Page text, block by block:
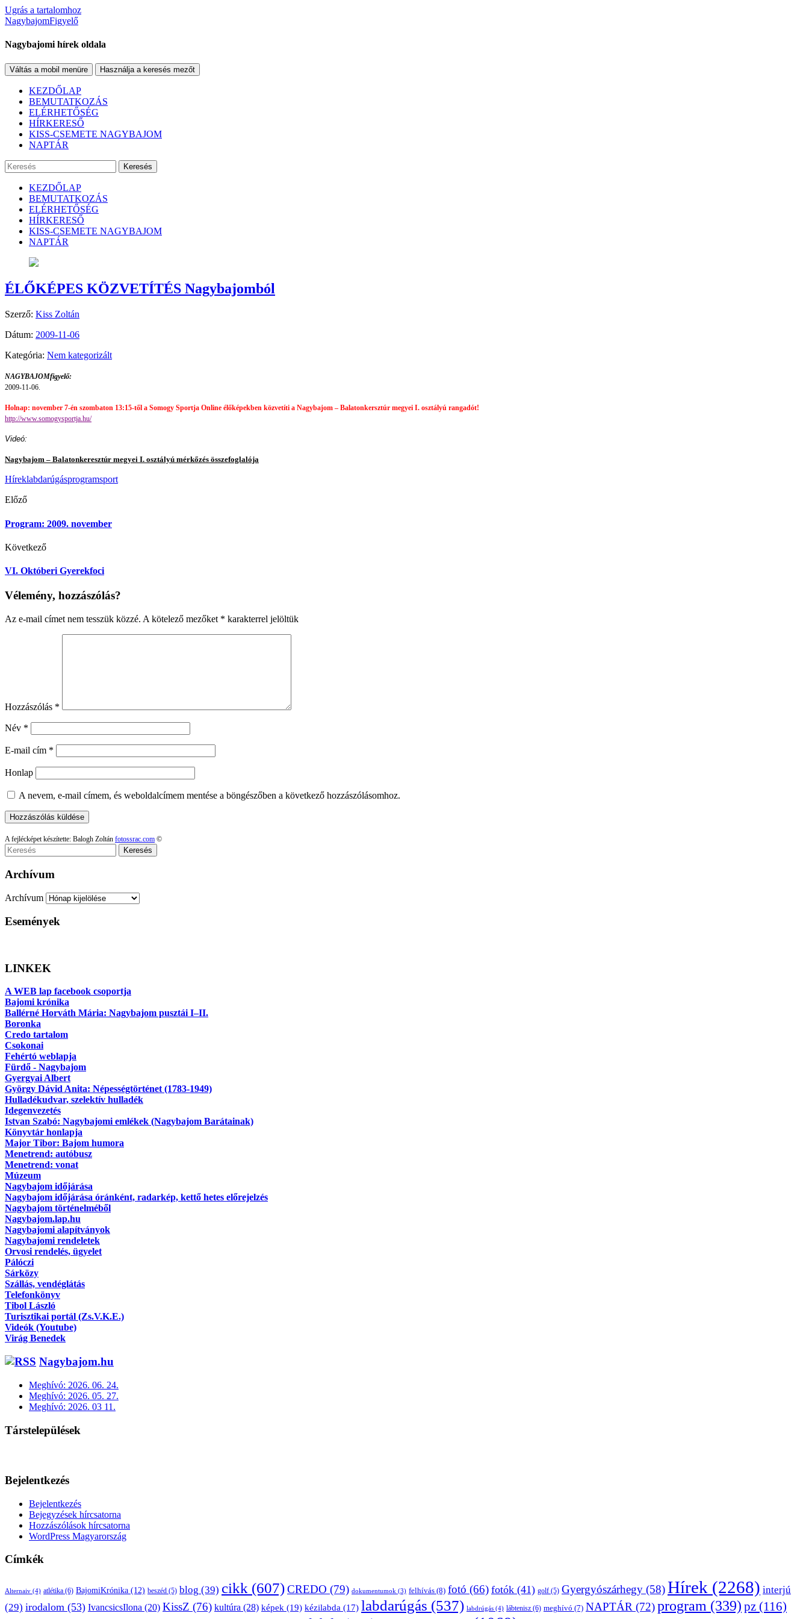
Ugrás a tartalomhoz
NagybajomFigyelő
Nagybajomi hírek oldala
Váltás a mobil menüre Használja a keresés mezőt
KEZDŐLAP
BEMUTATKOZÁS
ELÉRHETŐSÉG
HÍRKERESŐ
KISS-CSEMETE NAGYBAJOM
NAPTÁR
Keresés
KEZDŐLAP
BEMUTATKOZÁS
ELÉRHETŐSÉG
HÍRKERESŐ
KISS-CSEMETE NAGYBAJOM
NAPTÁR
ÉLŐKÉPES KÖZVETÍTÉS Nagybajomból
Szerző: Kiss Zoltán
Dátum: 2009-11-06
Kategória: Nem kategorizált
NAGYBAJOMfigyelő:
2009-11-06.
Holnap: november 7-én szombaton 13:15-től a Somogy Sportja Online élőképekben közvetíti a Nagybajom – Balatonkersztúr megyei I. osztályú rangadót!
http://www.somogysportja.hu/
Videó:
Nagybajom – Balatonkeresztúr megyei I. osztályú mérkőzés összefoglalója
Híreklabdarúgásprogramsport
Előző
Program: 2009. november
Következő
VI. Októberi Gyerekfoci
Vélemény, hozzászólás?
Az e-mail címet nem tesszük közzé. A kötelező mezőket * karakterrel jelöltük
Hozzászólás *
Név *
E-mail cím *
Honlap
A nevem, e-mail címem, és weboldalcímem mentése a böngészőben a következő hozzászólásomhoz.
A fejlécképet készítette: Balogh Zoltán fotossrac.com ©
Keresés
Archívum
Archívum
Események
LINKEK
A WEB lap facebook csoportja
Bajomi krónika
Ballérné Horváth Mária: Nagybajom pusztái I–II.
Boronka
Credo tartalom
Csokonai
Fehértó weblapja
Fürdő - Nagybajom
Gyergyai Albert
György Dávid Anita: Népességtörténet (1783-1949)
Hulladékudvar, szelektív hulladék
Idegenvezetés
Istvan Szabó: Nagybajomi emlékek (Nagybajom Barátainak)
Könyvtár honlapja
Major Tibor: Bajom humora
Menetrend: autóbusz
Menetrend: vonat
Múzeum
Nagybajom időjárása
Nagybajom időjárása óránként, radarkép, kettő hetes előrejelzés
Nagybajom történelméből
Nagybajom.lap.hu
Nagybajomi alapítványok
Nagybajomi rendeletek
Orvosi rendelés, ügyelet
Pálóczi
Sárközy
Szállás, vendéglátás
Telefonkönyv
Tibol László
Turisztikai portál (Zs.V.K.E.)
Videók (Youtube)
Virág Benedek
Nagybajom.hu
Meghívó: 2026. 06. 24.
Meghívó: 2026. 05. 27.
Meghívó: 2026. 03 11.
Társtelepülések
Bejelentkezés
Bejelentkezés
Bejegyzések hírcsatorna
Hozzászólások hírcsatorna
WordPress Magyarország
Címkék
Alternaiv (4) atlétika (6) BajomiKrónika (12) beszéd (5) blog (39) cikk (607)CREDO (79) dokumentumok (3) felhívás (8) fotó (66) fotók (41) golf (5) Gyergyószárhegy (58)Hírek (2268) interjú
(29) irodalom (53) IvancsicsIlona (20) KissZ (76) kultúra (28) képek (19) kézilabda (17) labdarúgás (537) labdrúgás (4) lábtenisz (6) meghívó (7) NAPTÁR (72)program (339) pz (116)